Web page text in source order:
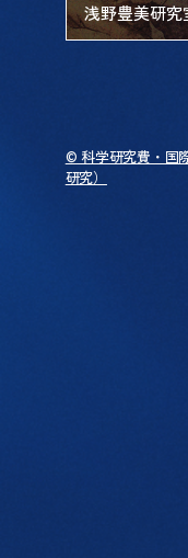
浅野豊美研究
© 科学研究費・国
研究）